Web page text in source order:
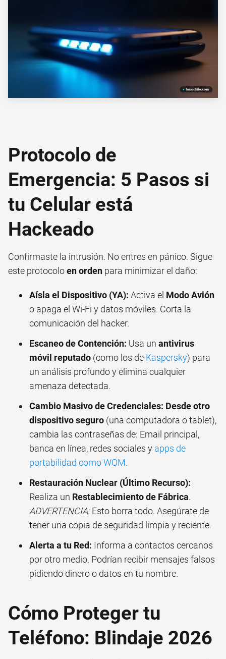
Protocolo de
Emergencia: 5 Pasos si
tu Celular está
Hackeado
Confirmaste la intrusión. No entres en pánico. Sigue
este protocoloen orden para minimizar el daño:
Aísla el Dispositivo (YA): Activa el Modo Avión
o apaga el Wi-Fi y datos móviles. Corta la
comunicación del hacker.
Escaneo de Contención: Usa un antivirus
móvil reputado (como los de Kaspersky) para
un análisis profundo y elimina cualquier
amenaza detectada.
Cambio Masivo de Credenciales: Desde otro
dispositivo seguro (una computadora o tablet),
cambia las contraseñas de: Email principal,
banca en línea, redes sociales y apps de
portabilidad como WOM.
Restauración Nuclear (Último Recurso):
Realiza un Restablecimiento de Fábrica.
ADVERTENCIA:Esto borra todo. Asegúrate de
tener una copia de seguridad limpia y reciente.
Alerta a tu Red: Informa a contactos cercanos
por otro medio. Podrían recibir mensajes falsos
pidiendo dinero o datos en tu nombre.
Cómo Proteger tu
Teléfono: Blindaje 2026